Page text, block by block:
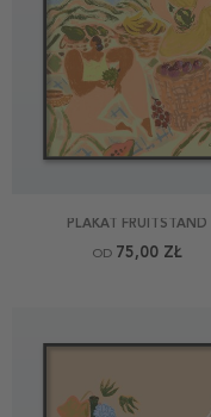
PLAKAT FRUITSTAND
OD 75,00 ZŁ